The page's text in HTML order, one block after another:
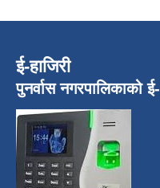
ई-हाजिरी
पुनर्वास